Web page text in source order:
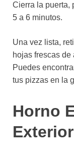
Cierra la puerta,
5 a 6 minutos.
Una vez lista,
hojas frescas
Puedes
tus pizzas en la
Horno